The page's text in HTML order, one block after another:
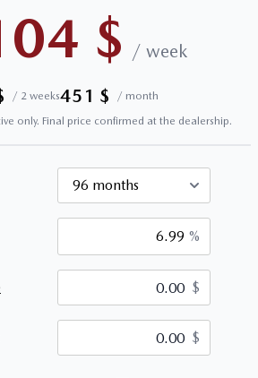
$ / week
/ 2 weeks451 $ / month
only. Final price confirmed at the dealership.
%
$ $
$